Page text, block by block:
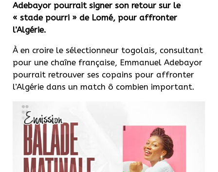
Adebayor pourrait signer son retour sur le
« stade pourri » de Lomé, pour affronter
l’Algérie.
À en croire le sélectionneur togolais, consultant
pour une chaîne française, Emmanuel Adebayor
pourrait retrouver ses copains pour affronter
l’Algérie dans un match ô combien important.